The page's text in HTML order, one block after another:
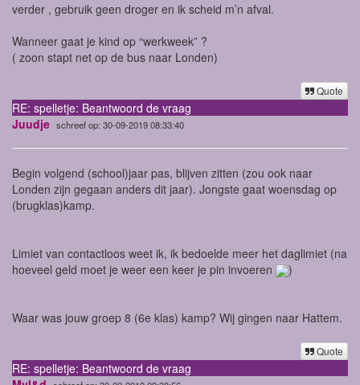
verder , gebruik geen droger en ik scheid m’n afval.
Wanneer gaat je kind op “werkweek” ?
( zoon stapt net op de bus naar Londen)
Quote
RE: spelletje: Beantwoord de vraag
Juudje schreef op: 30-09-2019 08:33:40
Begin volgend (school)jaar pas, blijven zitten (zou ook naar
Londen zijn gegaan anders dit jaar). Jongste gaat woensdag op
(brugklas)kamp.
Limiet van contactloos weet ik, ik bedoelde meer het daglimiet (na
hoeveel geld moet je weer een keer je pin invoeren
)
Waar was jouw groep 8 (6e klas) kamp? Wij gingen naar Hattem.
Quote
RE: spelletje: Beantwoord de vraag